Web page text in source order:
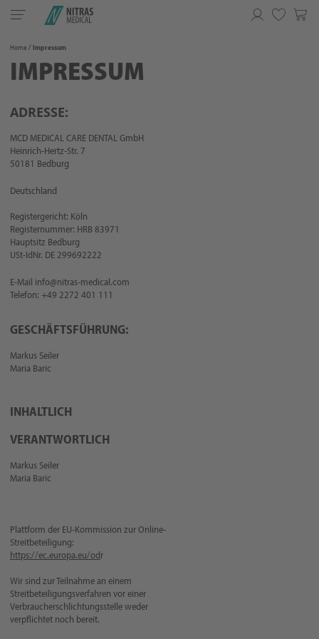
Toggle
Home Impressum
IMPRESSUM
ADRESSE:
MCD MEDICAL CARE DENTAL GmbH
Heinrich-Hertz-Str. 7
50181 Bedburg
Deutschland
Registergericht: Köln
Registernummer: HRB 83971
Hauptsitz Bedburg
USt-IdNr. DE 299692222
E-Mail info@nitras-medical.com
Telefon: +49 2272 401 111
GESCHÄFTSFÜHRUNG:
Markus Seiler
Maria Baric
INHALTLICH
VERANTWORTLICH
Markus Seiler
Maria Baric
Plattform der EU-Kommission zur Online-
Streitbeteiligung:
https://ec.europa.eu/odr
Wir sind zur Teilnahme an einem
Streitbeteiligungsverfahren vor einer
Verbraucherschlichtungsstelle weder
verpflichtet noch bereit.